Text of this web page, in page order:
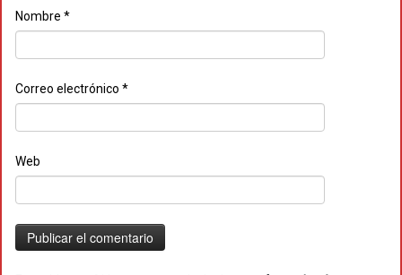
Nombre *
Correo electrónico *
Web